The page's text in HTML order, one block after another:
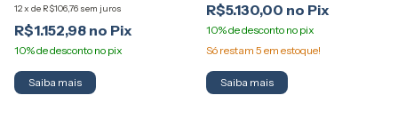
12x de R$106,76 sem juros
R$1.152,98
Saiba mais
R$5.130,00
Só restam 5 em estoque!
Saiba mais